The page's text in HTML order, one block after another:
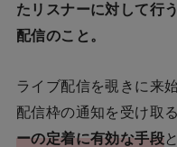
たリスナーに対して行
配信のこと。
ライブ配信を覗きに来
配信枠の通知を受け取
ーの定着に有効な手段